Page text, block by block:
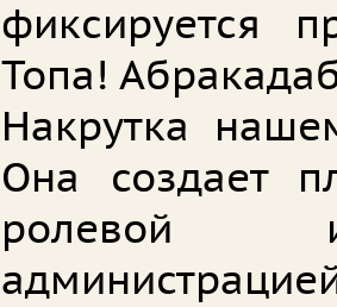
фиксируется
Топа!
Накрутка
Она создает
ролевой